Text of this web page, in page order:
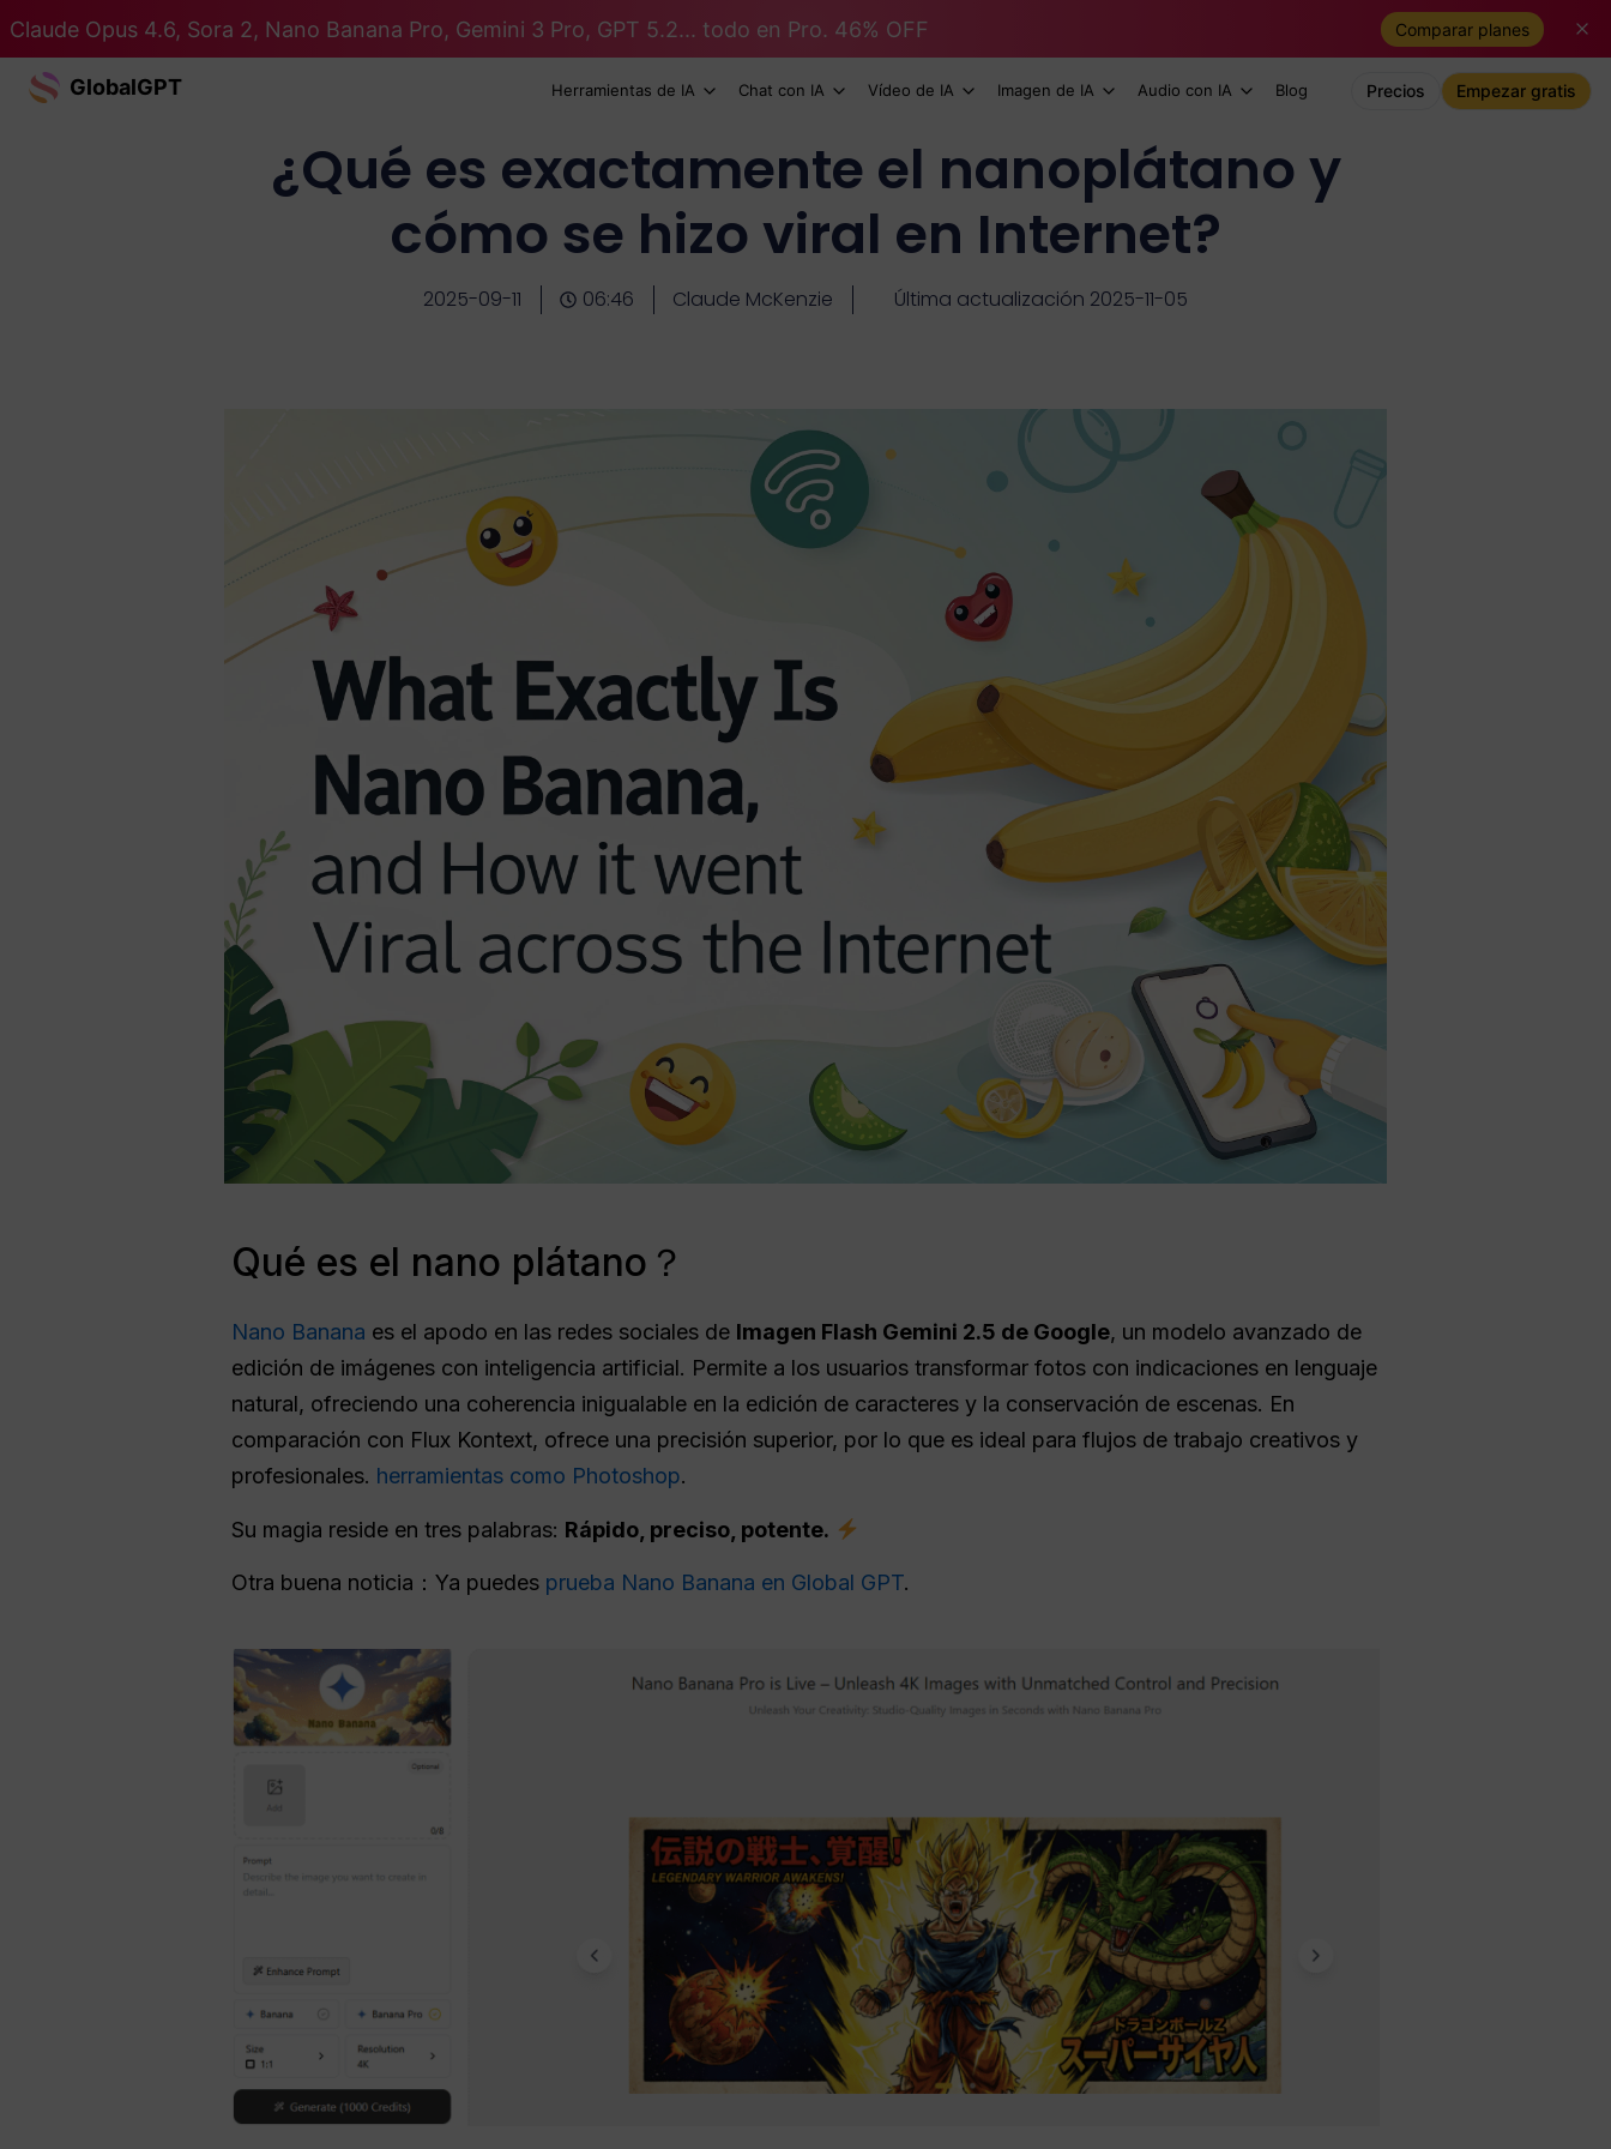
Claude Opus 4.6, Sora 2, Nano Banana Pro, Gemini 3 Pro, GPT 5.2... todo en Pro. 46% OFF Comparar planes
GlobalGPT Herramientas de IA Chat con IA Vídeo de IA Imagen de IA Audio con IA Blog Precios Empezar gratis
¿Qué es exactamente el nanoplátano y
cómo se hizo viral en Internet?
2025-09-11 06:46 Claude McKenzie Última actualización 2025-11-05
Qué es el nano plátano？
Nano Banana es el apodo en las redes sociales de Imagen Flash Gemini 2.5 de Google, un modelo avanzado de
edición de imágenes con inteligencia artificial. Permite a los usuarios transformar fotos con indicaciones en lenguaje
natural, ofreciendo una coherencia inigualable en la edición de caracteres y la conservación de escenas. En
comparación con Flux Kontext, ofrece una precisión superior, por lo que es ideal para flujos de trabajo creativos y
profesionales. herramientas como Photoshop.
Su magia reside en tres palabras: Rápido, preciso, potente.
Otra buena noticia：Ya puedes prueba Nano Banana en Global GPT.